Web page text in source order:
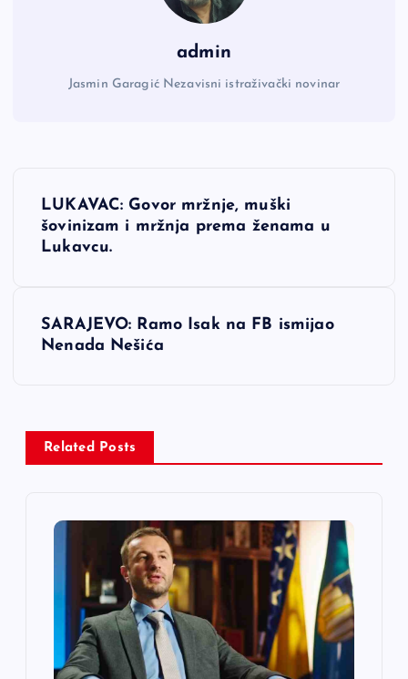
admin
Jasmin Garagić Nezavisni istraživački novinar
N
c
LUKAVAC: Govor mržnje, muški
šovinizam i mržnja prema ženama u
Lukavcu.
SARAJEVO: Ramo Isak na FB ismijao
Nenada Nešića
Related Posts